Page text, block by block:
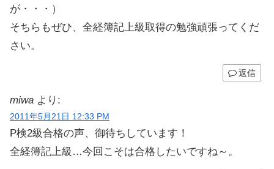
が・・・）
そちらもぜひ、全経簿記上級取得の勉強頑張ってくだ
さい。
返信
miwa より:
2011年5月21日 12:33 PM
P検2級合格の声、御待ちしています！
全経簿記上級…今回こそは合格したいですね～。